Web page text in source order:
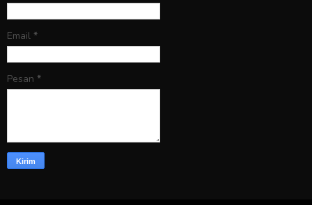
Email *
Pesan *